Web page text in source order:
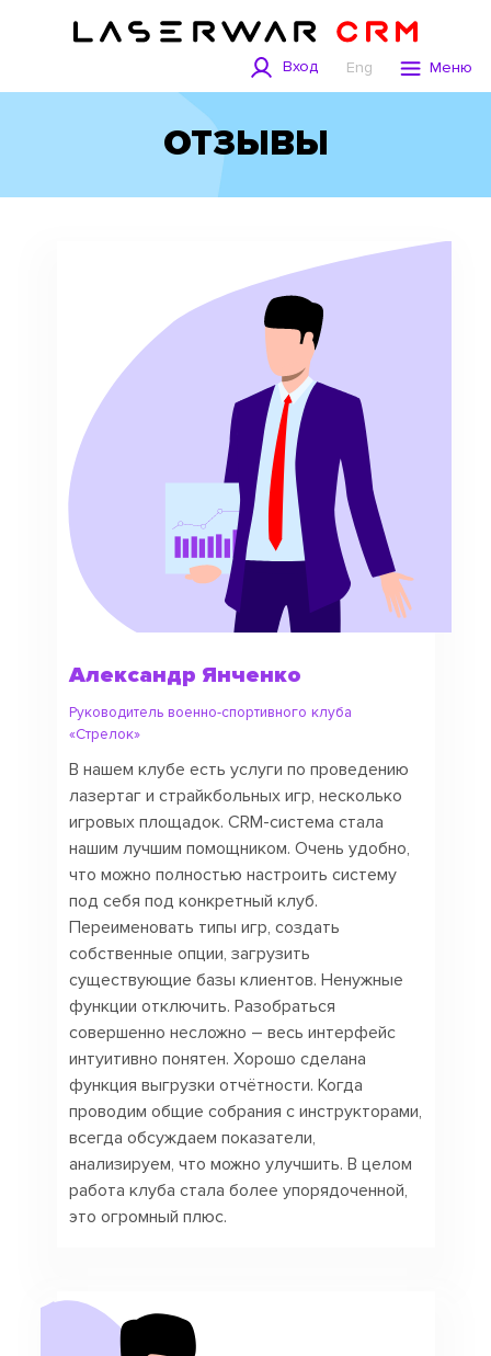
Вход Eng Меню
ОТЗЫВЫ
Александр Янченко
Руководитель военно-спортивного клуба
«Стрелок»
В нашем клубе есть услуги по проведению
лазертаг и страйкбольных игр, несколько
игровых площадок. CRM-система стала
нашим лучшим помощником. Очень удобно,
что можно полностью настроить систему
под себя под конкретный клуб.
Переименовать типы игр, создать
собственные опции, загрузить
существующие базы клиентов. Ненужные
функции отключить. Разобраться
совершенно несложно – весь интерфейс
интуитивно понятен. Хорошо сделана
функция выгрузки отчётности. Когда
проводим общие собрания с инструкторами,
всегда обсуждаем показатели,
анализируем, что можно улучшить. В целом
работа клуба стала более упорядоченной,
это огромный плюс.